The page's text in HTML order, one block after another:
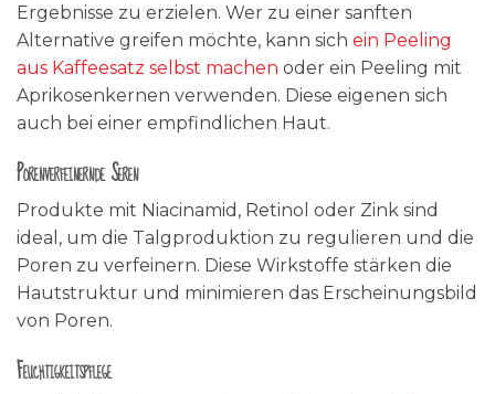
Ergebnisse zu erzielen. Wer zu einer sanften
Alternative greifen möchte, kann sich ein Peeling
aus Kaffeesatz selbst machen oder ein Peeling mit
Aprikosenkernen verwenden. Diese eigenen sich
auch bei einer empfindlichen Haut.
Porenverfeinernde Seren
Produkte mit Niacinamid, Retinol oder Zink sind
ideal, um die Talgproduktion zu regulieren und die
Poren zu verfeinern. Diese Wirkstoffe stärken die
Hautstruktur und minimieren das Erscheinungsbild
von Poren.
Feuchtigkeitspflege